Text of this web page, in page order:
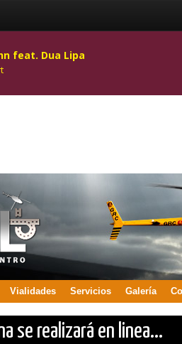
feat. Dua Lipa
Vialidades Servicios Galería
se realizará en linea...